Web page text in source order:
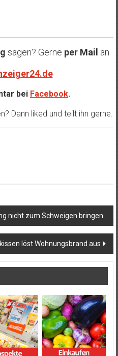
sagen? Gerne per Mail an
bei Facebook.
Dann liked und teilt ihn gerne.
nicht zum Schweigen bringen
löst Wohnungsbrand aus